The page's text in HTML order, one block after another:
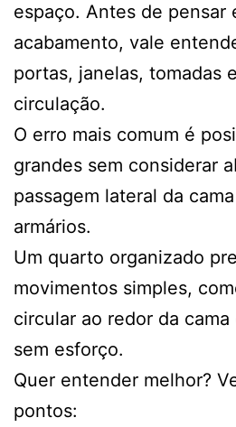
espaço. Antes de pensar
acabamento, vale
portas, janelas, tomadas
circulação.
O erro mais comum é
grandes sem considerar
passagem lateral da
armários.
Um quarto organizado
movimentos simples,
circular ao redor da
sem esforço.
Quer entender melhor?
pontos: